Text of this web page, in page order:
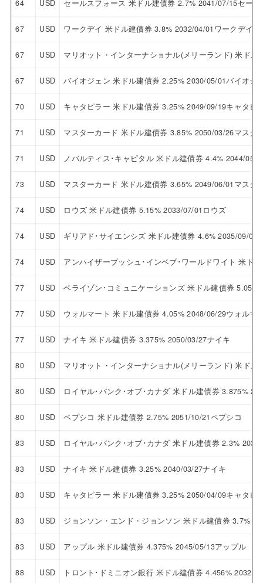
64 USD セールスフォース 米ドル建債券 2.7% 2041/07/15セー
67 USD ワークデイ 米ドル建債券 3.8% 2032/04/01ワークデイ
67 USD マリオット・インターナショナル(メリーランド) 米ド
67 USD バイオジェン 米ドル建債券 2.25% 2030/05/01バイオジ
70 USD キャタピラー 米ドル建債券 3.25% 2049/09/19キャタピ
71 USD マスターカード 米ドル建債券 3.85% 2050/03/26マスタ
71 USD ノバルティス･キャピタル 米ドル建債券 4.4% 2044/05/
73 USD マスターカード 米ドル建債券 3.65% 2049/06/01マスタ
74 USD ロウズ 米ドル建債券 5.15% 2033/07/01ロウズ
74 USD ギリアド･サイエンシズ 米ドル建債券 4.6% 2035/09/01
74 USD アンハイザーブッシュ･インベブ･ワールドワイト 米ド
77 USD ベライゾン･コミュニケーションズ 米ドル建債券
77 USD ウォルマート 米ドル建債券 4.05% 2048/06/29ウォルマ
77 USD ナイキ 米ドル建債券 3.375% 2050/03/27ナイキ
80 USD マリオット・インターナショナル(メリーランド) 米ド
80 USD ロイヤル･バンク･オブ･カナダ 米ドル建債券 3.875%
80 USD ペプシコ 米ドル建債券 2.75% 2051/10/21ペプシコ
83 USD ロイヤル･バンク･オブ･カナダ 米ドル建債券 2.3%
83 USD ナイキ 米ドル建債券 3.25% 2040/03/27ナイキ
83 USD キャタピラー 米ドル建債券 3.25% 2050/04/09キャタピ
83 USD ジョンソン・エンド・ジョンソン 米ドル建債券 3.7%
83 USD アップル 米ドル建債券 4.375% 2045/05/13アップル
88 USD トロント･ドミニオン銀行 米ドル建債券 4.456% 2032/